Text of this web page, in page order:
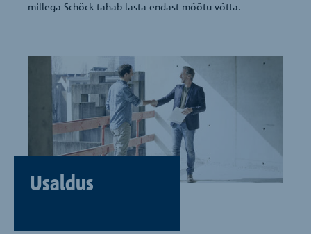
millega Schöck tahab lasta endast mõõtu võtta.
Usaldus